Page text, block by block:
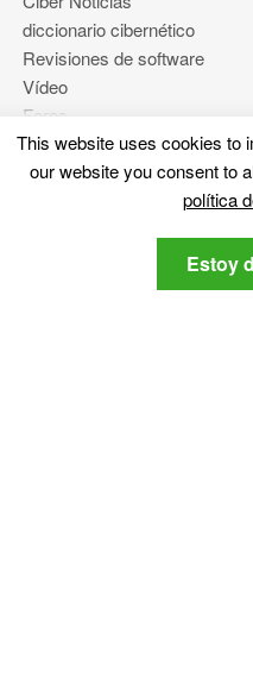
This website uses cookies to
our website you consent to
política
Estoy
diccionario cibernético
Revisiones de software
Vídeo
Foros